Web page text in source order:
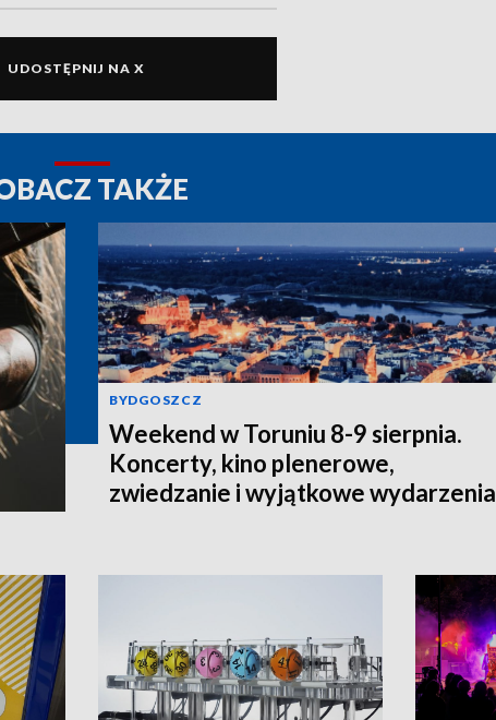
UDOSTĘPNIJ NA X
TAKŻE
BYDGOSZCZ
Weekend w Toruniu 8-9 sierpnia.
Koncerty, kino plenerowe,
zwiedzanie i wyjątkowe wydarzenia